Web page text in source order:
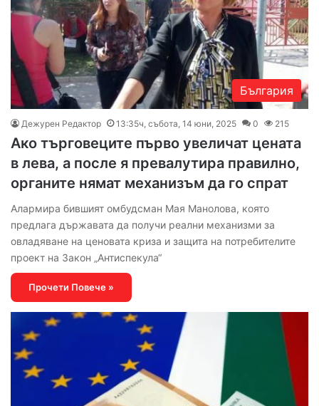
България
Дежурен Редактор 13:35ч, събота, 14 юни, 2025 0 215
Ако търговеците първо увеличат цената
в лева, а после я превалутира правилно,
органите нямат механизъм да го спрат
Алармира бившият омбудсман Мая Манолова, която
предлага държавата да получи реални механизми за
овладяване на ценовата криза и защита на потребителите
проект на Закон „Антиспекула“
Прочети Повече »